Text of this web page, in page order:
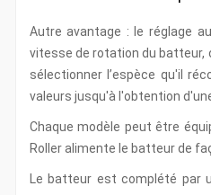
Autre avantage : le réglage
vitesse de rotation du batteur,
sélectionner l’espèce qu'il
valeurs jusqu'à l'obtention
Chaque modèle peut être
Roller alimente le batteur de
Le batteur est complété par